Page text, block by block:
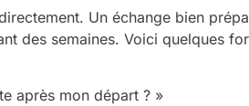
Un échange bien
des semaines. Voici quelques
après mon départ ? »